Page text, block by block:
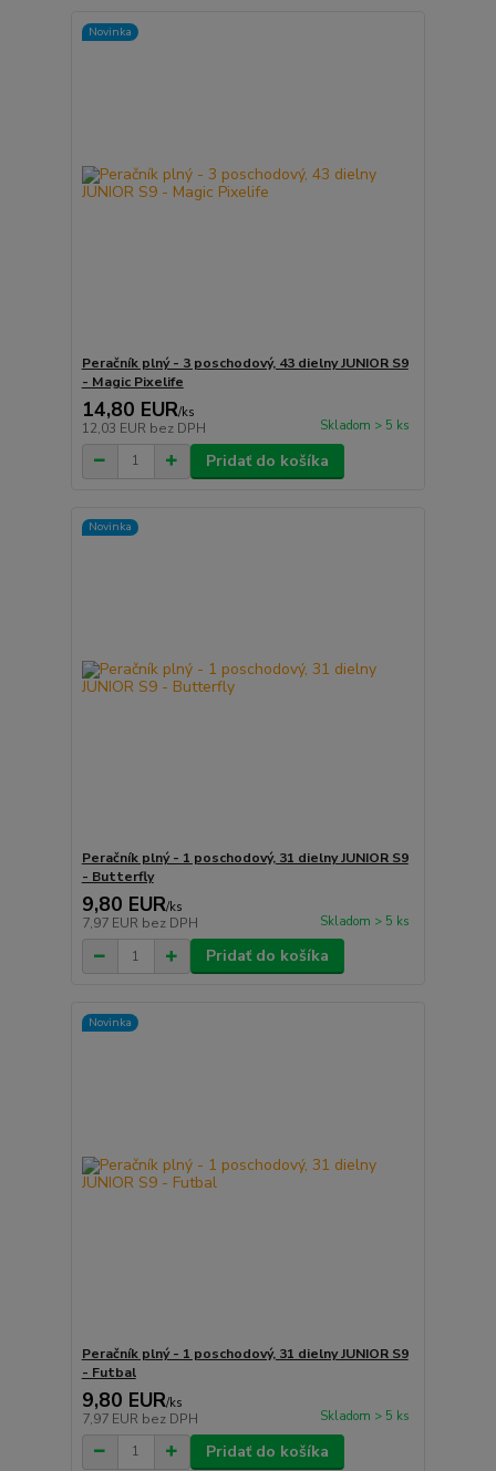
Novinka
Peračník plný - 3 poschodový, 43 dielny JUNIOR S9
- Magic Pixelife
14,80 EUR/ks
12,03 EUR bez DPH Skladom > 5 ks
Pridať do košíka
Novinka
Peračník plný - 1 poschodový, 31 dielny JUNIOR S9
- Butterfly
9,80 EUR/ks
7,97 EUR bez DPH Skladom > 5 ks
Pridať do košíka
Novinka
Peračník plný - 1 poschodový, 31 dielny JUNIOR S9
- Futbal
9,80 EUR/ks
7,97 EUR bez DPH Skladom > 5 ks
Pridať do košíka